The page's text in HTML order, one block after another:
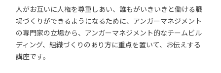
人がお互いに人権を尊重しあい、誰もがいきいきと働ける職
場づくりができるようになるために、アンガーマネジメント
の専門家の立場から、アンガーマネジメント的なチームビル
ディング、組織づくりのあり方に重点を置いて、お伝えする
講座です。